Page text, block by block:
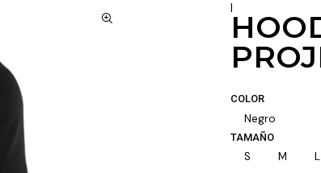
|
COLOR
Negro
TAMAÑO
S M L